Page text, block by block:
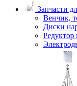
Запчасти
Венчик,
Диски
Редуктор